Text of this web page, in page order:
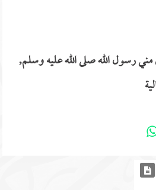
رسول الله صلى الله عليه وسلم,